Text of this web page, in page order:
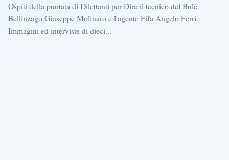
Ospiti della puntata di Dilettanti per Dire il tecnico del Bulè
Bellinzago Giuseppe Molinaro e l'agente Fifa Angelo Ferri.
Immagini ed interviste di dieci...